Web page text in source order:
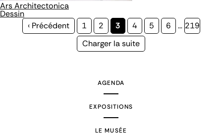
Ars Architectonica
Dessin
Page
‹ Précédent Page
1 Page
2
Page
courante
3 Page
4 Page
5 Page
6 … Page
219
Page
Charger la suite
AGENDA
EXPOSITIONS
LE MUSÉE